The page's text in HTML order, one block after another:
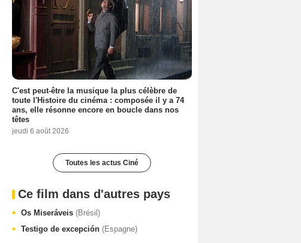
C'est peut-être la musique la plus célèbre de
toute l'Histoire du cinéma : composée il y a 74
ans, elle résonne encore en boucle dans nos
têtes
jeudi 6 août 2026
Toutes les actus Ciné
Ce film dans d'autres pays
Os Miseráveis (Brésil)
Testigo de excepción (Espagne)